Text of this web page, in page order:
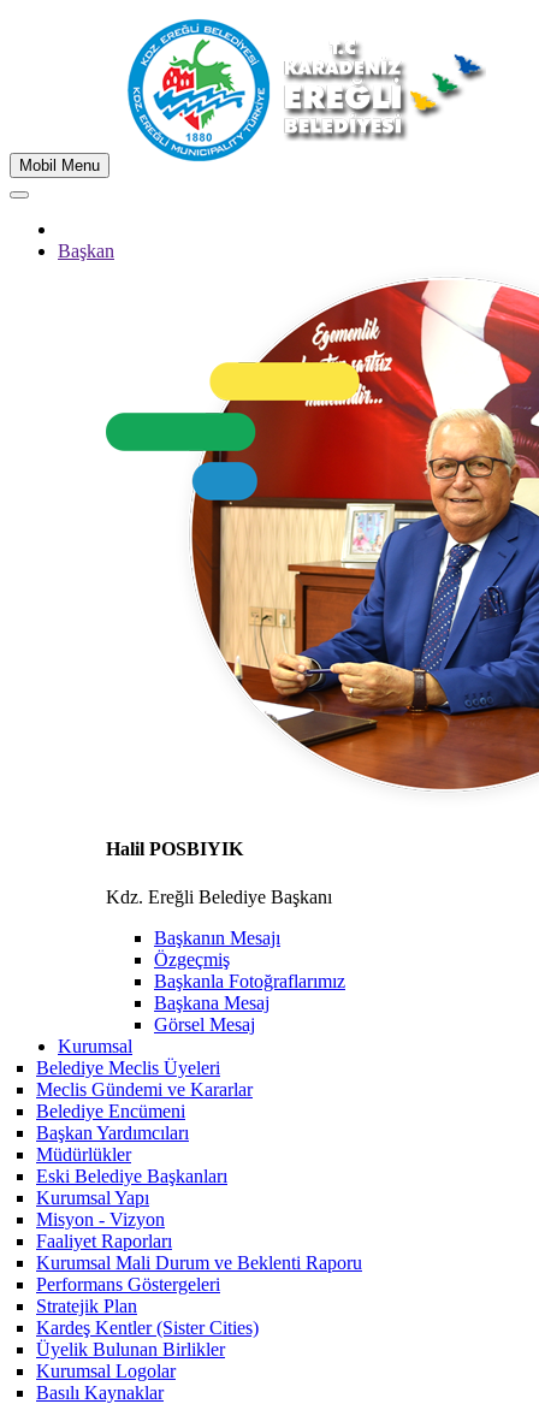
Mobil Menu
Başkan
Halil POSBIYIK
Kdz. Ereğli Belediye Başkanı
Başkanın Mesajı
Özgeçmiş
Başkanla Fotoğraflarımız
Başkana Mesaj
Görsel Mesaj
Kurumsal
Belediye Meclis Üyeleri
Meclis Gündemi ve Kararlar
Belediye Encümeni
Başkan Yardımcıları
Müdürlükler
Eski Belediye Başkanları
Kurumsal Yapı
Misyon - Vizyon
Faaliyet Raporları
Kurumsal Mali Durum ve Beklenti Raporu
Performans Göstergeleri
Stratejik Plan
Kardeş Kentler (Sister Cities)
Üyelik Bulunan Birlikler
Kurumsal Logolar
Basılı Kaynaklar